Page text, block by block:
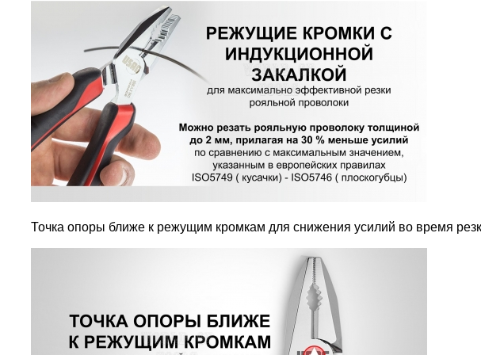
Точка опоры ближе к режущим кромкам для снижения усилий во время